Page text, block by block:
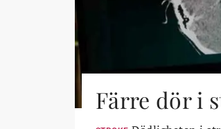
Färre dör i